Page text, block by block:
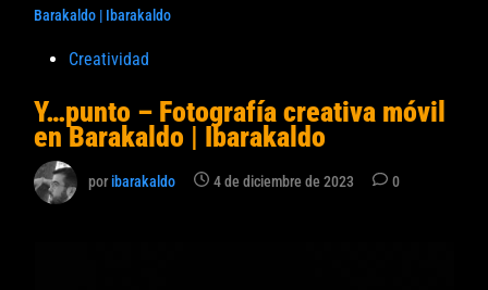
Barakaldo | Ibarakaldo
Publicado
Creatividad
Y…punto – Fotografía creativa móvil
en Barakaldo | Ibarakaldo
poribarakaldo 4 de diciembre de 2023 0